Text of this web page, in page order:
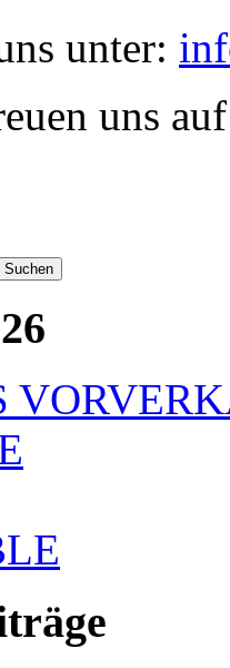
unter:
uns